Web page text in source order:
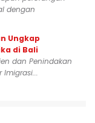
dengan
Ungkap
di Bali
dan Penindakan
Imigrasi...